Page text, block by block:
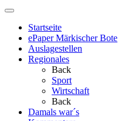
Startseite
ePaper Märkischer Bote
Auslagestellen
Regionales
Back
Sport
Wirtschaft
Back
Damals war´s